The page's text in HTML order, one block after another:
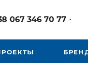
067 346 70 77